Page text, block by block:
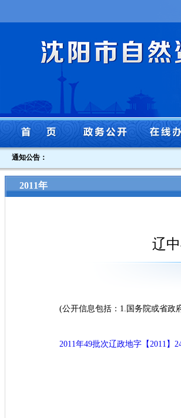
通知公告：
2011年
辽
(公开信息包括：1.国务院或省政
2011年49批次辽政地字【2011】